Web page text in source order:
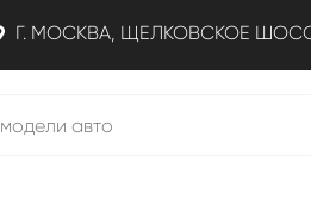
Г. МОСКВА, ЩЕЛКОВСКОЕ